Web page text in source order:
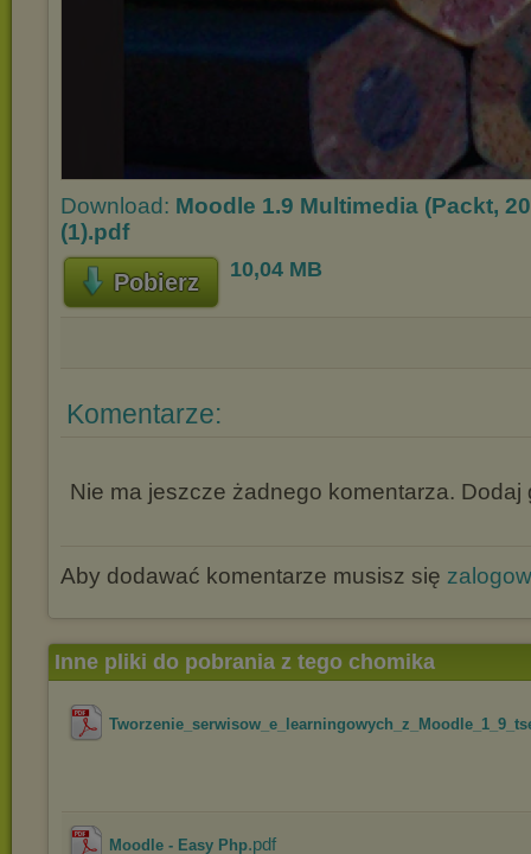
Download: Moodle 1.9 Multimedia (Packt,
(1).pdf
Pobierz 10,04 MB
Komentarze:
Nie ma jeszcze żadnego komentarza. Dodaj
Aby dodawać komentarze musisz się
Inne pliki do pobrania z tego chomika
Moodle - Easy Php.pdf